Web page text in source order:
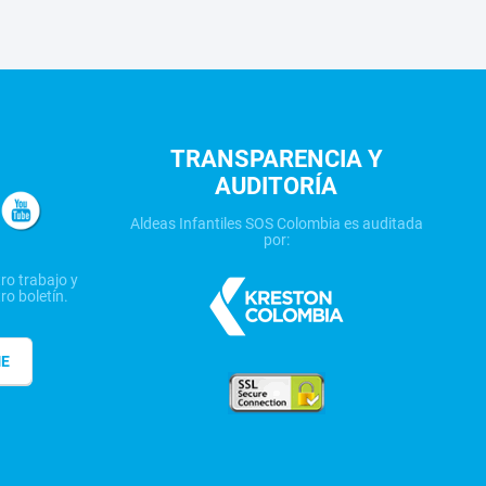
trabajo y
boletín.
TRANSPARENCIA Y
AUDITORÍA
Aldeas Infantiles SOS Colombia es auditada
por: